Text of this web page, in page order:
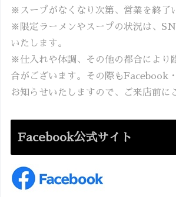
※スープがなくなり次第、営業を終了
※限定ラーメンやスープの状況は、
いたします。
※仕入れや体調、その他の都合により
合がございます。その際もFacebook
お知らせいたしますので、ご来店前に
Facebook公式サイト